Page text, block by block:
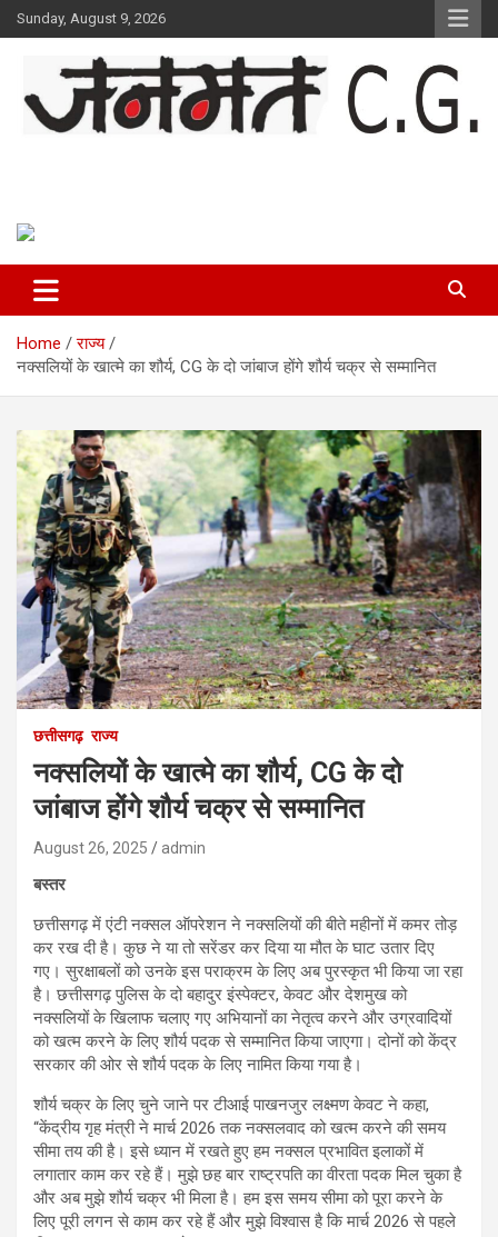
Skip
to
Sunday, August 9, 2026
Home
राज्य
नक्सलियों के खात्मे का शौर्य, CG के दो जांबाज होंगे शौर्य चक्र से सम्मानित
छत्तीसगढ़ राज्य
नक्सलियों के खात्मे का शौर्य, CG के दो
जांबाज होंगे शौर्य चक्र से सम्मानित
August 26, 2025 admin
बस्तर
छत्तीसगढ़ में एंटी नक्सल ऑपरेशन ने नक्सलियों की बीते महीनों में कमर तोड़
कर रख दी है। कुछ ने या तो सरेंडर कर दिया या मौत के घाट उतार दिए
गए। सुरक्षाबलों को उनके इस पराक्रम के लिए अब पुरस्कृत भी किया जा रहा
है। छत्तीसगढ़ पुलिस के दो बहादुर इंस्पेक्टर, केवट और देशमुख को
नक्सलियों के खिलाफ चलाए गए अभियानों का नेतृत्व करने और उग्रवादियों
को खत्म करने के लिए शौर्य पदक से सम्मानित किया जाएगा। दोनों को केंद्र
सरकार की ओर से शौर्य पदक के लिए नामित किया गया है।
शौर्य चक्र के लिए चुने जाने पर टीआई पाखनजुर लक्ष्मण केवट ने कहा,
“केंद्रीय गृह मंत्री ने मार्च 2026 तक नक्सलवाद को खत्म करने की समय
सीमा तय की है। इसे ध्यान में रखते हुए हम नक्सल प्रभावित इलाकों में
लगातार काम कर रहे हैं। मुझे छह बार राष्ट्रपति का वीरता पदक मिल चुका है
और अब मुझे शौर्य चक्र भी मिला है। हम इस समय सीमा को पूरा करने के
लिए पूरी लगन से काम कर रहे हैं और मुझे विश्वास है कि मार्च 2026 से पहले